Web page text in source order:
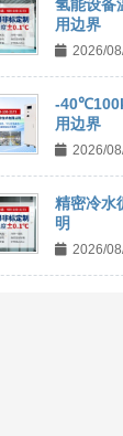
氢能设备
用边界
2026/
-
用边界
2026/
精密冷水
明
2026/